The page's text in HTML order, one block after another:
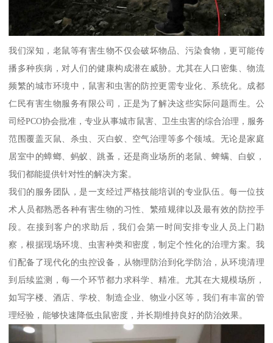
我们深知，老鼠等有害生物不仅会破坏物品、污染食物，更可能传
播多种疾病，对人们的健康构成潜在威胁。尤其在人口密集、物流
频繁的城市环境中，鼠害和虫害的防控更需专业化、系统化。成都
仁民有害生物服务有限公司，正是为了解决这些实际问题而生。公
司经PCO协会批准，专业从事城市鼠害、卫生虫害的综合治理，服务
范围覆盖灭鼠、杀虫、灭白蚁、空气治理等多个领域。无论是家庭
居室中的蟑螂、蚂蚁、跳蚤，还是商业场所的老鼠、蜱螨、白蚁，
我们都能提供针对性的解决方案。
我们的服务团队，是一支经过严格技能培训的专业队伍。每一位技
术人员都熟悉各种有害生物的习性、繁殖规律以及最有效的防控手
段。在接到客户的求助后，我们会第一时间安排专业人员上门勘
察，根据现场环境、虫害种类和密度，制定个性化的治理方案。我
们配备了现代化的虫控设备，从物理防治到化学防治，从环境清理
到后续监测，每一个环节都力求科学、精准。尤其在大规模场所，
如写字楼、酒店、学校、制造企业、物业小区等，我们有丰富的管
理经验，能够快速降低虫鼠密度，并长期维持良好的防治效果。